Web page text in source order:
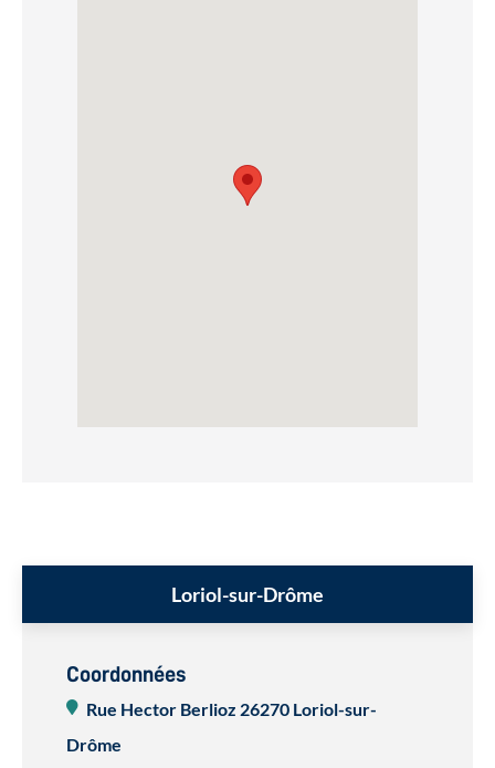
Loriol-sur-Drôme
Coordonnées
Rue Hector Berlioz 26270 Loriol-sur-
Drôme